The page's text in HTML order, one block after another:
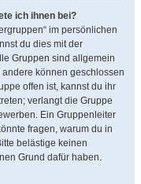
ich ihnen bei?
im persönlichen
du dies mit der
Gruppen sind allgemein
können geschlossen
offen ist, kannst du ihr
verlangt die Gruppe
Ein Gruppenleiter
fragen, warum du in
belästige keinen
Grund dafür haben.